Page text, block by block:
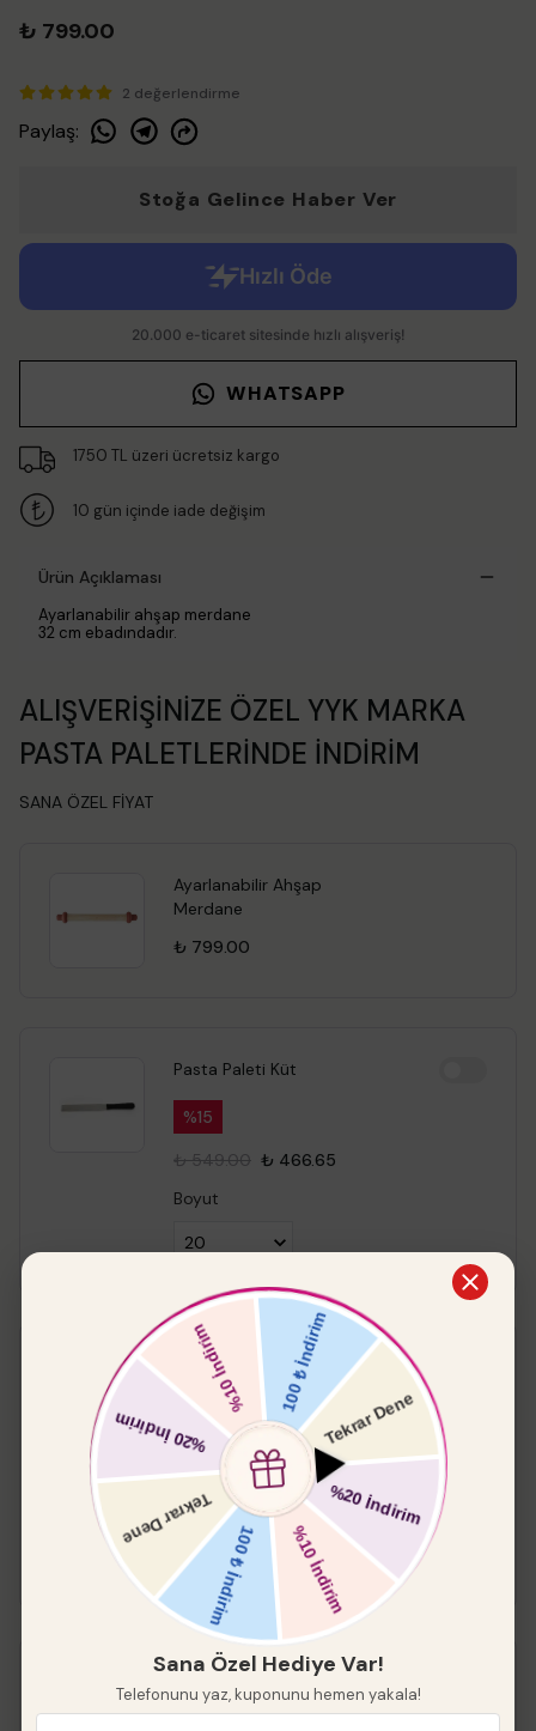
₺ 799.00
2 değerlendirme
Paylaş:
Stoğa Gelince Haber Ver
WHATSAPP
1750 TL üzeri ücretsiz kargo
10 gün içinde iade değişim
Ürün Açıklaması
Ayarlanabilir ahşap merdane
32 cm ebadındadır.
ALIŞVERİŞİNİZE ÖZEL YYK MARKA
PASTA PALETLERİNDE İNDİRİM
SANA ÖZEL FİYAT
Ayarlanabilir Ahşap
Merdane
₺ 799.00
Pasta Paleti Küt
%15
₺ 549.00 ₺ 466.65
Boyut
Keskin Kenar Yuvarlak
Pleksi 2 li
%
20
₺ 288.00
₺ 230.40
Çap
Sana Özel Hediye Var!
Telefonunu yaz, kuponunu hemen yakala!